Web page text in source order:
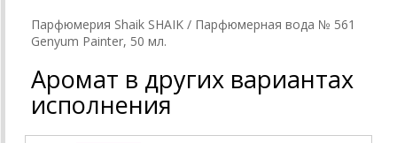
Парфюмерия Shaik SHAIK / Парфюмерная вода № 561
Genyum Painter, 50 мл.
Аромат в других вариантах
исполнения